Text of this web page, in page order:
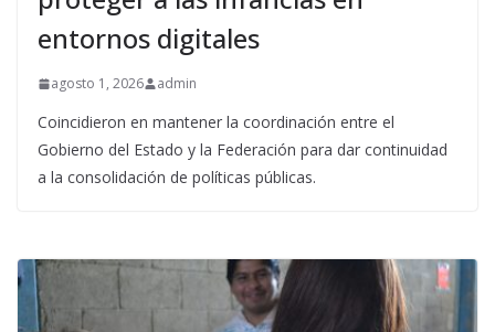
entornos digitales
agosto 1, 2026 admin
Coincidieron en mantener la coordinación entre el
Gobierno del Estado y la Federación para dar continuidad
a la consolidación de políticas públicas.